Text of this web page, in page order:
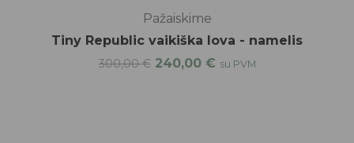
Pažaiskime
Tiny Republic vaikiška lova - namelis
300,00€ 240,00 € su PVM